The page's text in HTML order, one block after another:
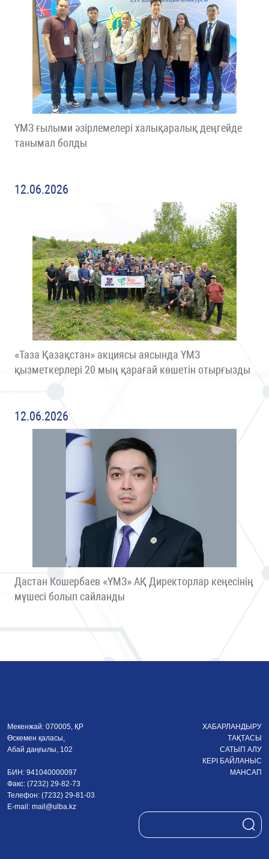
ҮМЗ ғылыми әзірлемелері халықаралық деңгейде
танымал болды
12.06.2026
«Таза Қазақстан» акциясы аясында ҮМЗ
қызметкерлері 20 мың қарағай көшетін отырғызды
12.06.2026
Дастан Кошербаев «ҮМЗ» АҚ Директорлар кеңесінің
мүшесі болып сайланды
Мекенжай: 070005, ҚР
Өскемен қаласы,
Абай даңғылы, 102
БИН: 941040000097
Факс: (7232) 29-82-73
Телефон: (7232) 29-81-03
E-mail: mail@ulba.kz
ХАБАРЛАНДЫРУ
ТАҚТАСЫ
САТЫП АЛУ
КЕРІ БАЙЛАНЫС
МАНСАП